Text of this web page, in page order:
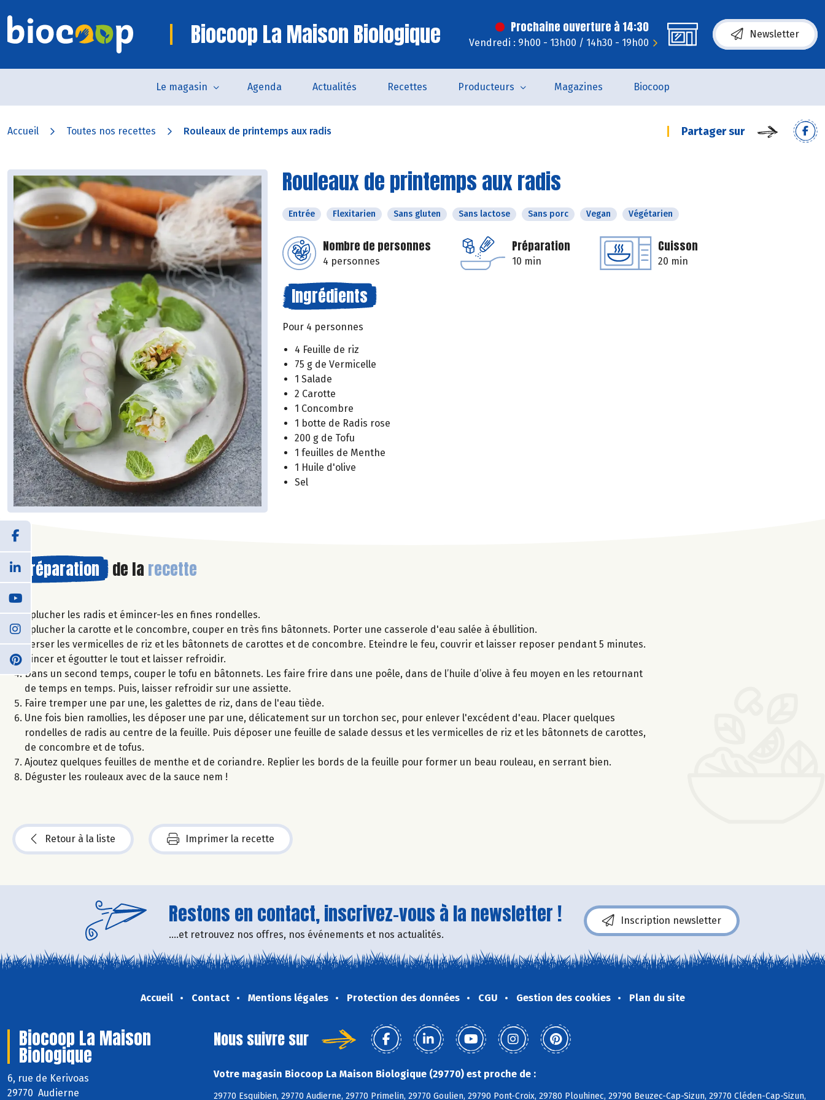
Biocoop La Maison Biologique Prochaine ouverture à 14:30
Vendredi : 9h00 - 13h00 / 14h30 - 19h00
Newsletter
Le magasin Agenda Actualités Recettes Producteurs Magazines Biocoop
Accueil Toutes nos recettes Rouleaux de printemps aux radis Partager sur
Rouleaux de printemps aux radis
Entrée Flexitarien Sans gluten Sans lactose Sans porc Vegan Végétarien
Nombre de personnes
4 personnes
Préparation
10 min
Cuisson
20 min
Ingrédients
Pour 4 personnes
4 Feuille de riz
75 g de Vermicelle
1 Salade
2 Carotte
1 Concombre
1 botte de Radis rose
200 g de Tofu
1 feuilles de Menthe
1 Huile d'olive
Sel
Préparation de la recette
Éplucher les radis et émincer-les en fines rondelles.
Éplucher la carotte et le concombre, couper en très fins bâtonnets. Porter une casserole d'eau salée à ébullition.
Verser les vermicelles de riz et les bâtonnets de carottes et de concombre. Eteindre le feu, couvrir et laisser reposer pendant 5 minutes.
Rincer et égoutter le tout et laisser refroidir.
Dans un second temps, couper le tofu en bâtonnets. Les faire frire dans une poêle​, dans​ de l’huile d’olive à feu moyen en les retournant
de temps en temps. Puis, laisser refroidir sur une assiette.
Faire tremper une par une, les galettes de riz, dans de l'eau tiède.
Une fois bien ramollies, les déposer une par une, délicatement sur un torchon sec, pour enlever l'excédent d'eau. Placer quelques
rondelles de radis au centre de la feuille. Puis déposer une feuille de salade dessus et les vermicelles de riz et les bâtonnets de carottes,
de concombre et de tofus.
Ajoutez quelques feuilles de menthe et de coriandre. Replier les bords de la feuille pour former un beau rouleau, en serrant bien.
Déguster les rouleaux avec de la sauce nem !
Retour à la liste Imprimer la recette
Restons en contact, inscrivez-vous à la newsletter !
....et retrouvez nos offres, nos événements et nos actualités.
Inscription newsletter
Accueil Contact Mentions légales Protection des données CGU Gestion des cookies Plan du site
Biocoop La Maison
Biologique
6, rue de Kerivoas
29770 Audierne
Nous suivre sur
Votre magasin Biocoop La Maison Biologique (29770) est proche de :
29770 Esquibien, 29770 Audierne, 29770 Primelin, 29770 Goulien, 29790 Pont-Croix, 29780 Plouhinec, 29790 Beuzec-Cap-Sizun, 29770 Cléden-Cap-Sizun,